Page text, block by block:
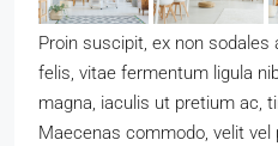
Proin suscipit, ex non
felis, vitae fermentum ligula
magna, iaculis ut pretium ac,
Maecenas commodo, velit